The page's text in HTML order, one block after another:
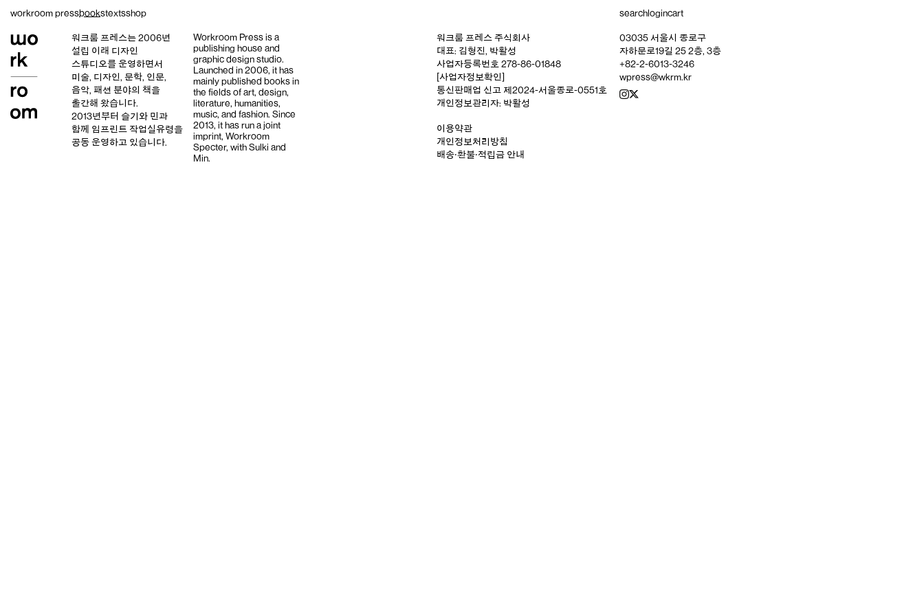
workroom pressbookstextsshop searchlogincart
워크룸 프레스는 2006년
설립 이래 디자인
스튜디오를 운영하면서
미술, 디자인, 문학, 인문,
음악, 패션 분야의 책을
출간해 왔습니다.
2013년부터 슬기와 민과
함께 임프린트 작업실유령을
공동 운영하고 있습니다.
Workroom Press is a
publishing house and
graphic design studio.
Launched in 2006, it has
mainly published books in
the fields of art, design,
literature, humanities,
music, and fashion. Since
2013, it has run a joint
imprint, Workroom
Specter, with Sulki and
Min.
워크룸 프레스 주식회사
대표: 김형진, 박활성
사업자등록번호 278-86-01848
[사업자정보확인]
통신판매업 신고 제2024-서울종로-0551호
개인정보관리자: 박활성
이용약관
개인정보처리방침
배송‧환불‧적립금 안내
03035 서울시 종로구
자하문로19길 25 2층, 3층
+82-2-6013-3246
wpress@wkrm.kr